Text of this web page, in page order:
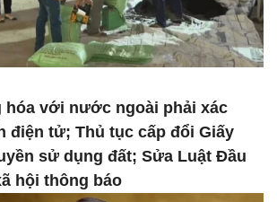
hóa với nước ngoài phải xác
điện tử; Thủ tục cấp đổi Giấy
sử dụng đất; Sửa Luật Đầu
hội thông báo